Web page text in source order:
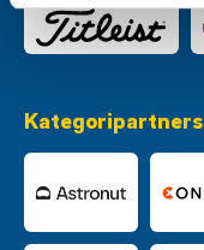
Kategoripartners